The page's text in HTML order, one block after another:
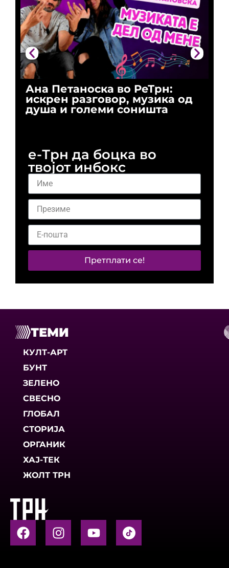
Ана Петаноска во РеТрн:
искрен разговор, музика од
душа и големи соништа
е-Трн да боцка во
твојот инбокс
Претплати се!
ТЕМИ
КУЛТ-АРТ
БУНТ
ЗЕЛЕНО
СВЕСНО
ГЛОБАЛ
СТОРИЈА
ОРГАНИК
ХАЈ-ТЕК
ЖОЛТ ТРН